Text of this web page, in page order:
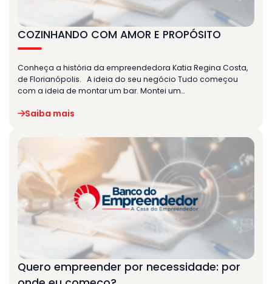
COZINHANDO COM AMOR E PROPÓSITO
Conheça a história da empreendedora Katia Regina Costa,
de Florianópolis. A ideia do seu negócio Tudo começou
com a ideia de montar um bar. Montei um…
Saiba mais
Quero empreender por necessidade: por